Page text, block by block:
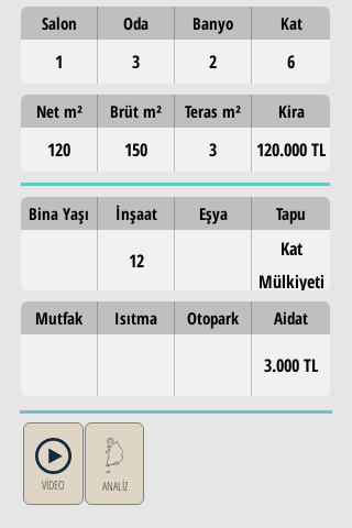
Salon Oda Banyo Kat
1 3 2 6
Net m² Brüt m² Teras m² Kira
120 150 3 120.000 TL
Bina Yaşı İnşaat Eşya Tapu
12
Kat
Mülkiyeti
Mutfak Isıtma Otopark Aidat
3.000 TL
VİDEO ANALİZ